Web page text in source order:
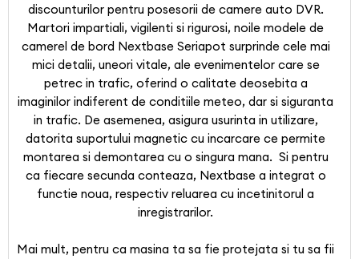
discounturilor pentru posesorii de camere auto DVR.
Martori impartiali, vigilenti si rigurosi, noile modele de
camerel de bord Nextbase Seriapot surprinde cele mai
mici detalii, uneori vitale, ale evenimentelor care se
petrec in trafic, oferind o calitate deosebita a
imaginilor indiferent de conditiile meteo, dar si siguranta
in trafic. De asemenea, asigura usurinta in utilizare,
datorita suportului magnetic cu incarcare ce permite
montarea si demontarea cu o singura mana. Si pentru
ca fiecare secunda conteaza, Nextbase a integrat o
functie noua, respectiv reluarea cu incetinitorul a
inregistrarilor.
Mai mult, pentru ca masina ta sa fie protejata si tu sa fii